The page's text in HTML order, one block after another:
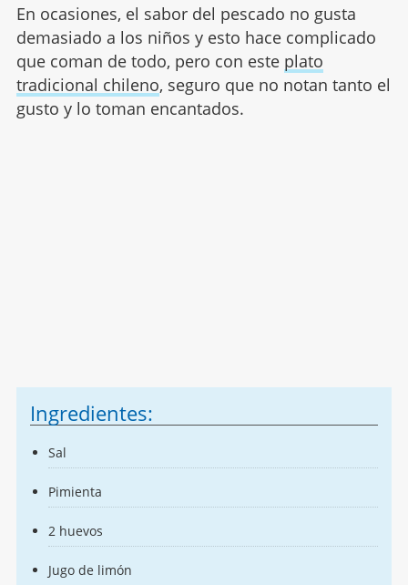
En ocasiones, el sabor del pescado no gusta
demasiado a los niños y esto hace complicado
que coman de todo, pero con este plato
tradicional chileno, seguro que no notan tanto el
gusto y lo toman encantados.
Ingredientes:
Sal
Pimienta
2 huevos
Jugo de limón